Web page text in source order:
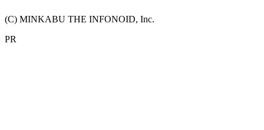
(C) MINKABU THE INFONOID, Inc.
PR